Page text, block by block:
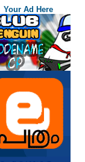
Your Ad Here